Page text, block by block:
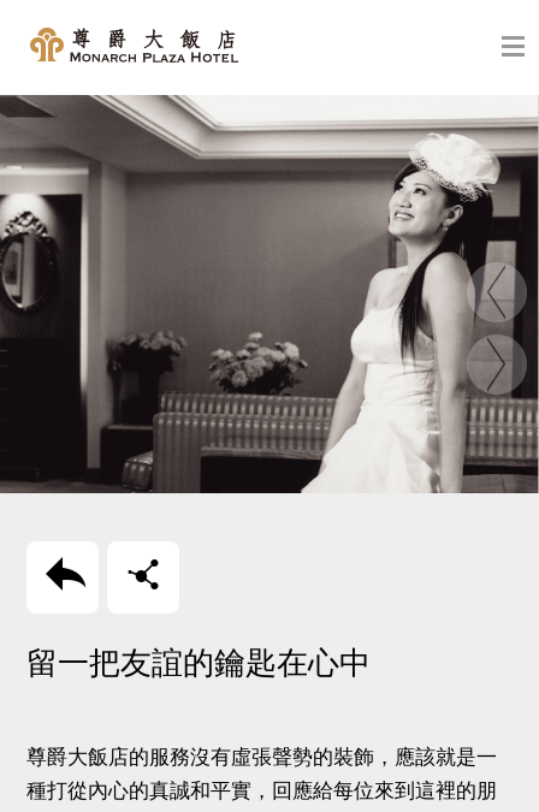
回上頁 分享
留一把友誼的鑰匙在心中
尊爵大飯店的服務沒有虛張聲勢的裝飾，應該就是一
種打從內心的真誠和平實，回應給每位來到這裡的朋